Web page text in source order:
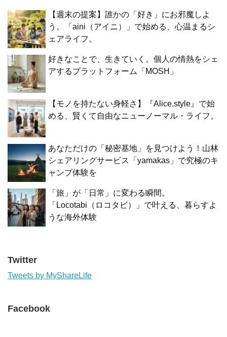
【週末の提案】誰かの「好き」にお邪魔しよ
う。「aini（アイニ）」で始める、心温まるシ
ェアライフ。
好きなことで、生きていく。個人の情熱をシェ
アするプラットフォーム「MOSH」
【モノを持たない身軽さ】『Alice.style』で始
める、賢くて自由なニューノーマル・ライフ。
あなただけの「秘密基地」を見つけよう！山林
シェアリングサービス「yamakas」で究極のキ
ャンプ体験を
「旅」が「日常」に変わる瞬間。
「Locotabi（ロコタビ）」で叶える、暮らすよ
うな海外体験
Twitter
Tweets by MyShareLife
Facebook